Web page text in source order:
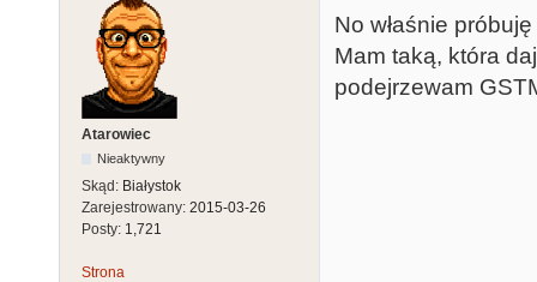
Atarowiec
Nieaktywny
Skąd: Białystok
Zarejestrowany: 2015-03-26
Posty: 1,721
No właśnie
Mam taką, która
podejrzewam
Strona